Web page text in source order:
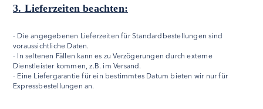
3. Lieferzeiten beachten:
- Die angegebenen Lieferzeiten für Standardbestellungen sind
voraussichtliche Daten.
- In seltenen Fällen kann es zu Verzögerungen durch externe
Dienstleister kommen, z.B. im Versand.
- Eine Liefergarantie für ein bestimmtes Datum bieten wir nur für
Expressbestellungen an.